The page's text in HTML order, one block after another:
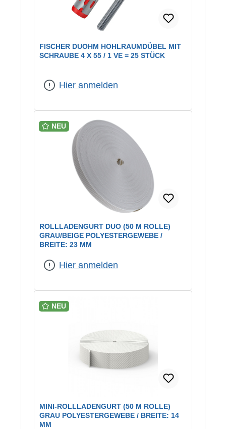
FISCHER DUOHM HOHLRAUMDÜBEL MIT
SCHRAUBE 4 X 55 / 1 VE = 25 STÜCK
Hier anmelden
NEU
ROLLLADENGURT DUO (50 M ROLLE)
GRAU/BEIGE POLYESTERGEWEBE /
BREITE: 23 MM
Hier anmelden
NEU
MINI-ROLLLADENGURT (50 M ROLLE)
GRAU POLYESTERGEWEBE / BREITE: 14
MM